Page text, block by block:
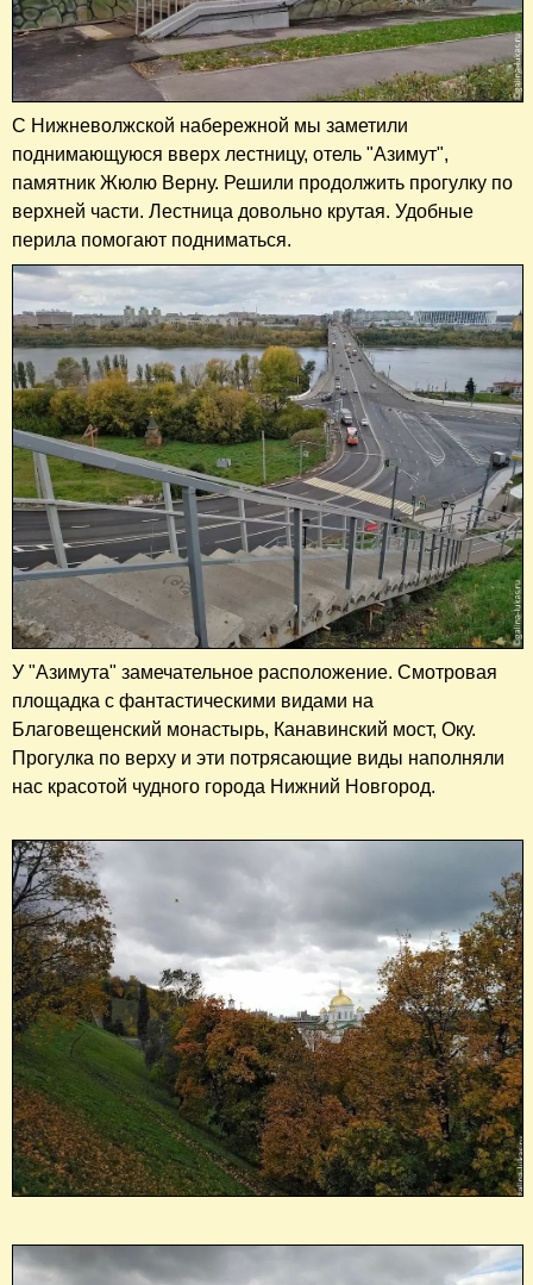
С Нижневолжской набережной мы заметили
поднимающуюся вверх лестницу, отель "Азимут",
памятник Жюлю Верну. Решили продолжить прогулку по
верхней части. Лестница довольно крутая. Удобные
перила помогают подниматься.
У "Азимута" замечательное расположение. Смотровая
площадка с фантастическими видами на
Благовещенский монастырь, Канавинский мост, Оку.
Прогулка по верху и эти потрясающие виды наполняли
нас красотой чудного города Нижний Новгород.